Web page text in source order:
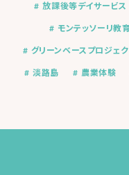
放課後等デイサービス
モンテッソーリ教
グリーンベースプロジェ
淡路島 農業体験